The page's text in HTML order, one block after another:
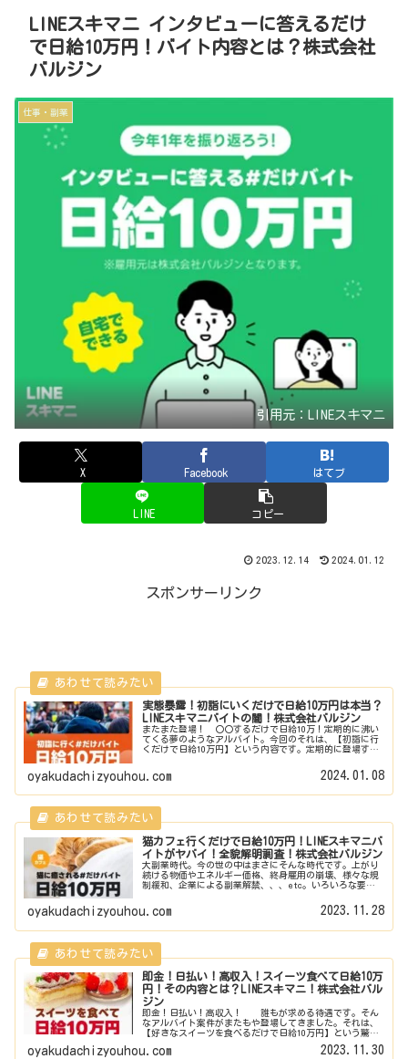
LINEスキマニ インタビューに答えるだけ
で日給10万円！バイト内容とは？株式会社
バルジン
仕事・副業
引用元：LINEスキマニ
X Facebook はてブ
LINE コピー
2023.12.14 2024.01.12
スポンサーリンク
実態暴露！初詣にいくだけで日給10万円は本当？
LINEスキマニバイトの闇！株式会社バルジン
またまた登場！ 〇〇するだけで日給10万！定期的に沸い
てくる夢のようなアルバイト。今回のそれは、【初詣に行
くだけで日給10万円】という内容です。定期的に登場する
oyakudachizyouhou.com 2024.01.08
猫カフェ行くだけで日給10万円！LINEスキマニバ
イトがヤバイ！全貌解明調査！株式会社バルジン
大副業時代。今の世の中はまさにそんな時代です。上がり
続ける物価やエネルギー価格、終身雇用の崩壊、様々な規
制緩和、企業による副業解禁、、、etc。いろいろな要因
oyakudachizyouhou.com 2023.11.28
即金！日払い！高収入！スイーツ食べて日給10万
円！その内容とは？LINEスキマニ！株式会社バル
ジン
即金！日払い！高収入！ 誰もが求める待遇です。そん
なアルバイト案件がまたもや登場してきました。それは、
【好きなスイーツを食べるだけで日給10万円】という驚愕
の内容です。猫カフェ行って猫に癒されるだけで日給10万
円！というアルバイトも募集さ...
oyakudachizyouhou.com 2023.11.30